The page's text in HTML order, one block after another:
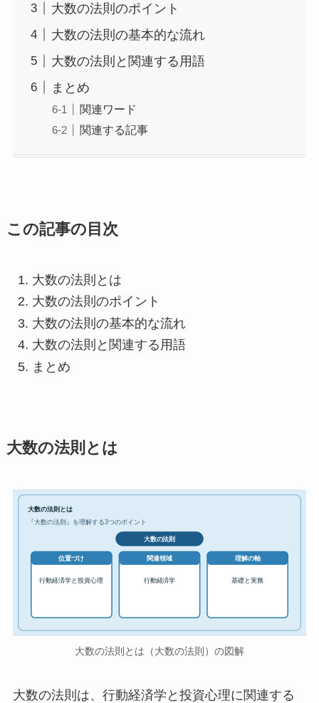
大数の法則のポイント
大数の法則の基本的な流れ
大数の法則と関連する用語
まとめ
関連ワード
関連する記事
この記事の目次
大数の法則とは
大数の法則のポイント
大数の法則の基本的な流れ
大数の法則と関連する用語
まとめ
大数の法則とは
大数の法則とは
『大数の法則』を理解する3つのポイント
大数の法則
位置づけ
行動経済学と投資心理
関連領域
行動経済学
理解の軸
基礎と実務
大数の法則とは（大数の法則）の図解
大数の法則は、行動経済学と投資心理に関連する